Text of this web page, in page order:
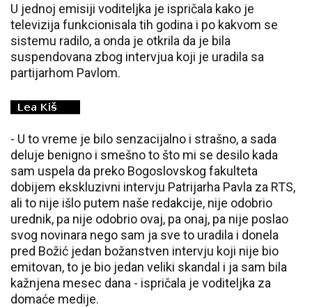
U jednoj emisiji voditeljka je ispričala kako je
televizija funkcionisala tih godina i po kakvom se
sistemu radilo, a onda je otkrila da je bila
suspendovana zbog intervjua koji je uradila sa
partijarhom Pavlom.
- U to vreme je bilo senzacijalno i strašno, a sada
deluje benigno i smešno to što mi se desilo kada
sam uspela da preko Bogoslovskog fakulteta
dobijem ekskluzivni intervju Patrijarha Pavla za RTS,
ali to nije išlo putem naše redakcije, nije odobrio
urednik, pa nije odobrio ovaj, pa onaj, pa nije poslao
svog novinara nego sam ja sve to uradila i donela
pred Božić jedan božanstven intervju koji nije bio
emitovan, to je bio jedan veliki skandal i ja sam bila
kažnjena mesec dana - ispričala je voditeljka za
domaće medije.